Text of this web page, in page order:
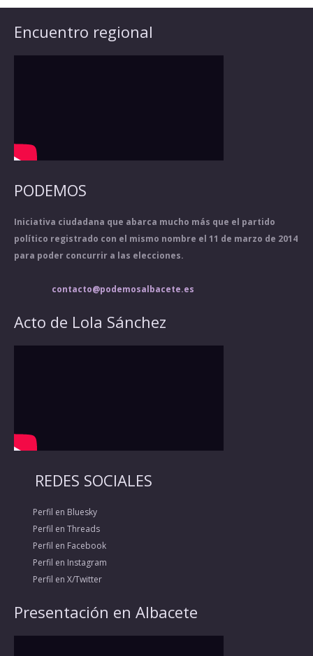
Encuentro regional
PODEMOS
Iniciativa ciudadana que abarca mucho más que el partido
político registrado con el mismo nombre el 11 de marzo de 2014
para poder concurrir a las elecciones.
contacto@podemosalbacete.es
Acto de Lola Sánchez
REDES SOCIALES
Perfil en Bluesky
Perfil en Threads
Perfil en Facebook
Perfil en Instagram
Perfil en X/Twitter
Presentación en Albacete